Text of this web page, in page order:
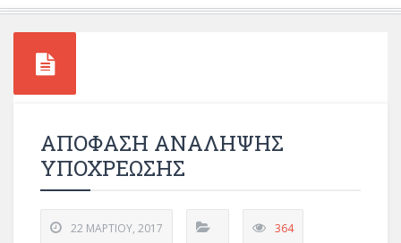
ΑΠΟΦΑΣΗ ΑΝΑΛΗΨΗΣ
ΥΠΟΧΡΕΩΣΗΣ
22 ΜΑΡΤΊΟΥ, 2017 364